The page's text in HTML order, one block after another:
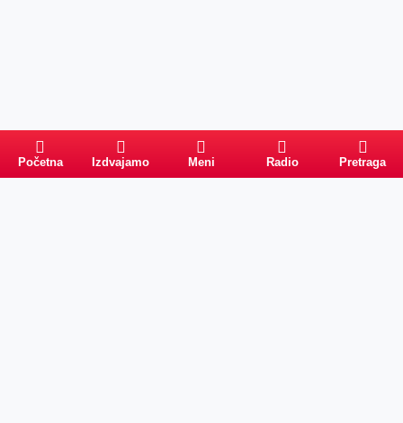
Početna Izdvajamo Meni Radio Pretraga